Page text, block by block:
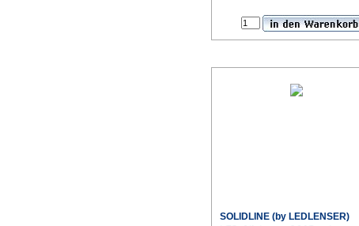
SOLIDLINE (by LEDLENSER)